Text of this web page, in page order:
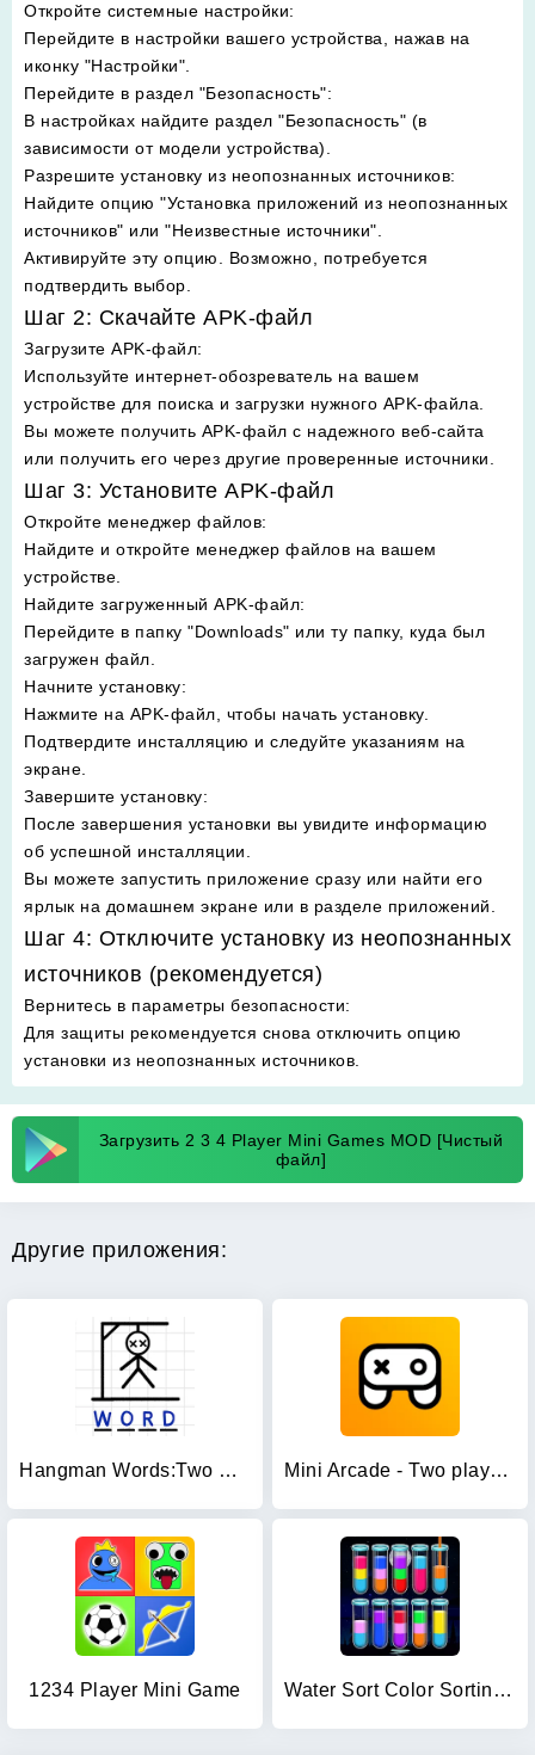
Откройте системные настройки:
Перейдите в настройки вашего устройства, нажав на
иконку "Настройки".
Перейдите в раздел "Безопасность":
В настройках найдите раздел "Безопасность" (в
зависимости от модели устройства).
Разрешите установку из неопознанных источников:
Найдите опцию "Установка приложений из неопознанных
источников" или "Неизвестные источники".
Активируйте эту опцию. Возможно, потребуется
подтвердить выбор.
Шаг 2: Скачайте APK-файл
Загрузите APK-файл:
Используйте интернет-обозреватель на вашем
устройстве для поиска и загрузки нужного APK-файла.
Вы можете получить APK-файл с надежного веб-сайта
или получить его через другие проверенные источники.
Шаг 3: Установите APK-файл
Откройте менеджер файлов:
Найдите и откройте менеджер файлов на вашем
устройстве.
Найдите загруженный APK-файл:
Перейдите в папку "Downloads" или ту папку, куда был
загружен файл.
Начните установку:
Нажмите на APK-файл, чтобы начать установку.
Подтвердите инсталляцию и следуйте указаниям на
экране.
Завершите установку:
После завершения установки вы увидите информацию
об успешной инсталляции.
Вы можете запустить приложение сразу или найти его
ярлык на домашнем экране или в разделе приложений.
Шаг 4: Отключите установку из неопознанных
источников (рекомендуется)
Вернитесь в параметры безопасности:
Для защиты рекомендуется снова отключить опцию
установки из неопознанных источников.
Загрузить 2 3 4 Player Mini Games MOD [Чистый
файл]
Другие приложения:
Hangman Words:Two Player Games Mini Arcade - Two player games
1234 Player Mini Game Water Sort Color Sorting games